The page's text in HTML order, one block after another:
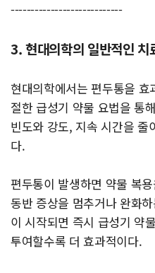
----------------------------
3. 현대의학의 일반적인 치
현대의학에서는 편두통을
절한 급성기 약물 요법을 통
빈도와 강도, 지속 시간을 줄
다.
편두통이 발생하면 약물 복
동반 증상을 멈추거나 완화
이 시작되면 즉시 급성기 약
투여할수록 더 효과적이다.